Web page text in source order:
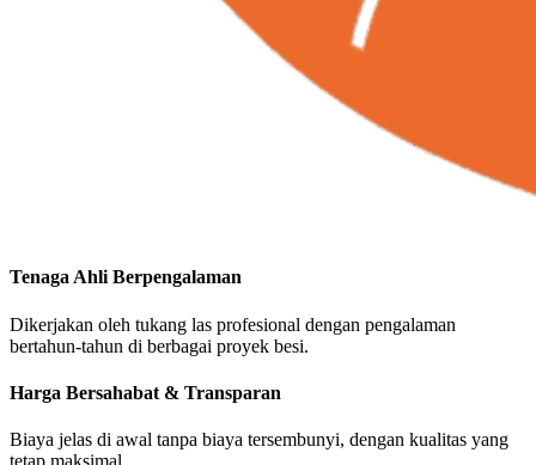
Tenaga Ahli Berpengalaman
Dikerjakan oleh tukang las profesional dengan pengalaman
bertahun-tahun di berbagai proyek besi.
Harga Bersahabat & Transparan
Biaya jelas di awal tanpa biaya tersembunyi, dengan kualitas yang